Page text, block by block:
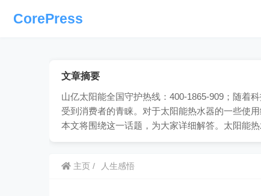
CorePress
文章摘要
山亿太阳能全国守护热线：400-1865-909；随着
受到消费者的青睐。对于太阳能热水器的一些使
本文将围绕这一话题，为大家详细解答。太阳能
主页 人生感悟